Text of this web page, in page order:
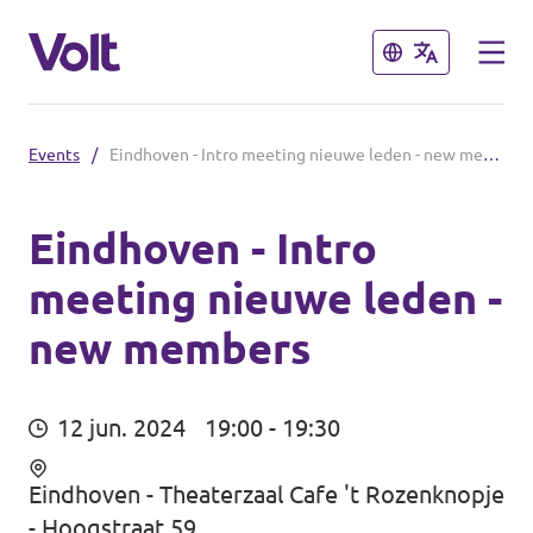
Sluiten
Afdelingen in de gemeenten
Volt Amsterdam
Volt Arnhem
Volt Delft
Afdelingen in de provincies
Sluiten
Standpunten
Over Volt
Mensen
Nieuws
Events / Eindhoven - Intro meeting nieuwe leden - new members
Eindhoven - Intro
meeting nieuwe leden -
new members
12 jun. 2024 19:00 - 19:30
Eindhoven - Theaterzaal Cafe 't Rozenknopje